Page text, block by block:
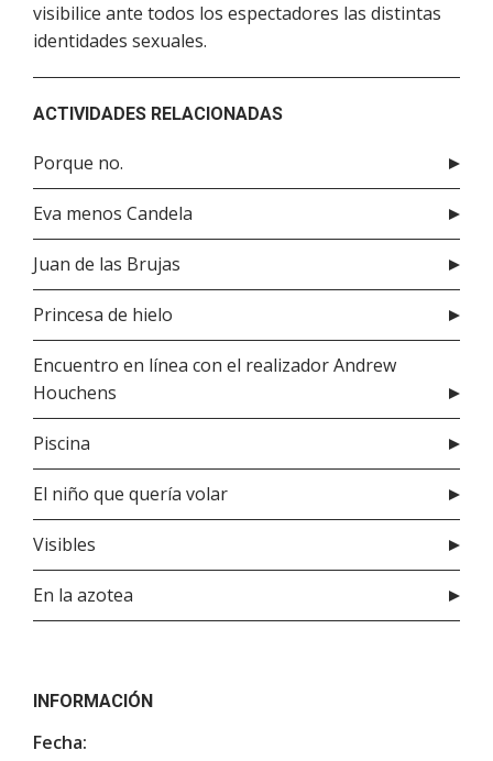
visibilice ante todos los espectadores las distintas
identidades sexuales.
ACTIVIDADES RELACIONADAS
Porque no.
Eva menos Candela
Juan de las Brujas
Princesa de hielo
Encuentro en línea con el realizador Andrew
Houchens
Piscina
El niño que quería volar
Visibles
En la azotea
INFORMACIÓN
Fecha: